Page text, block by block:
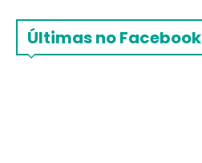
Últimas no Facebook